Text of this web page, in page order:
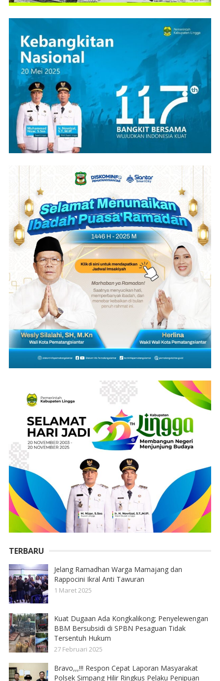
TERBARU
Jelang Ramadhan Warga Mamajang dan
Rappocini Ikral Anti Tawuran
1 Maret 2025
Kuat Dugaan Ada Kongkalikong; Penyelewengan
BBM Bersubsidi di SPBN Pesaguan Tidak
Tersentuh Hukum
27 Februari 2025
Bravo,,,!!! Respon Cepat Laporan Masyarakat
Polsek Simpang Hilir Ringkus Pelaku Penipuan